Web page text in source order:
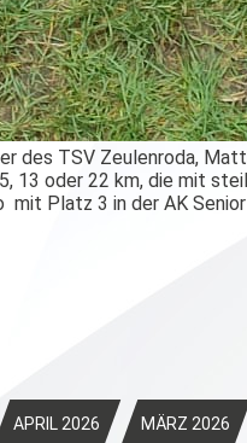
des TSV Zeulenroda,
13 oder 22 km, die mit
Platz 3 in der AK
APRIL 2026 MÄRZ 2026